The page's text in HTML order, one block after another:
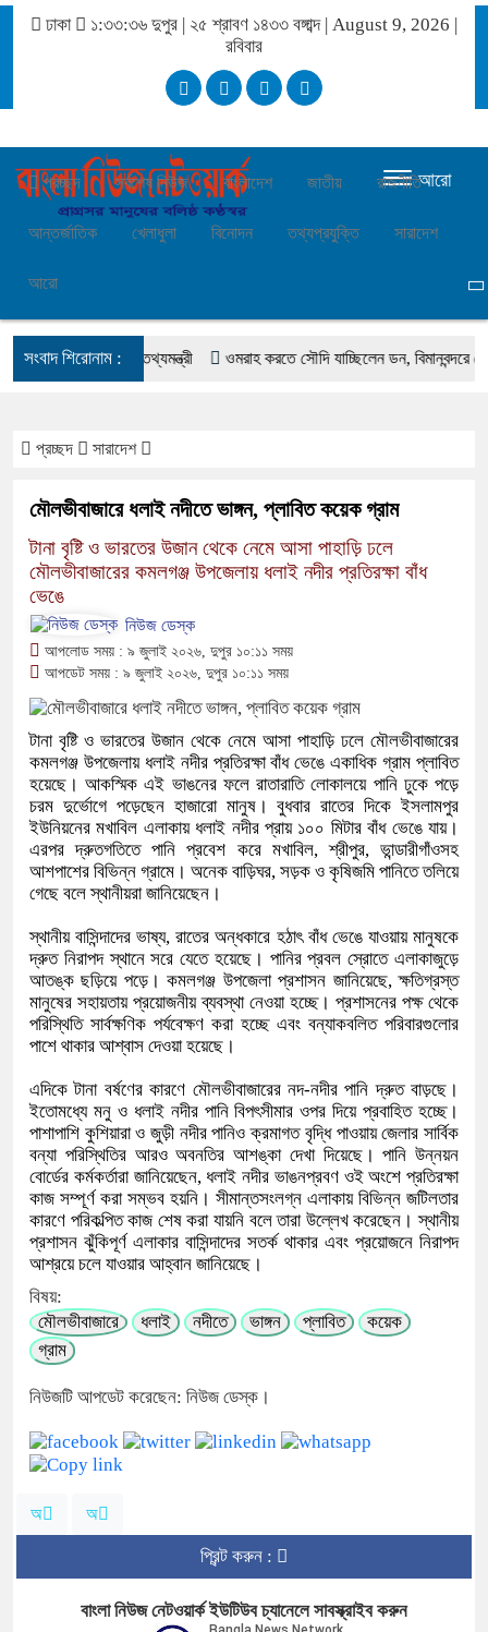
ঢাকা ১:৩৩:৩৬ দুপুর | ২৫ শ্রাবণ ১৪৩৩ বঙ্গাব্দ | August 9, 2026 |
রবিবার
প্রচ্ছদ সর্বশেষ নিউজ বাংলাদেশ জাতীয় রাজনীতি
আন্তর্জাতিক খেলাধুলা বিনোদন তথ্যপ্রযুক্তি সারাদেশ
আরো
আরো
সংবাদ শিরোনাম :
হতে হবে নিখুঁত: তথ্যমন্ত্রী ওমরাহ করতে সৌদি যাচ্ছিলেন ডন, বিমানবন্দরে গ্রেপ্তার
প্রচ্ছদ সারাদেশ
মৌলভীবাজারে ধলাই নদীতে ভাঙ্গন, প্লাবিত কয়েক গ্রাম
টানা বৃষ্টি ও ভারতের উজান থেকে নেমে আসা পাহাড়ি ঢলে
মৌলভীবাজারের কমলগঞ্জ উপজেলায় ধলাই নদীর প্রতিরক্ষা বাঁধ
ভেঙে
নিউজ ডেস্ক
আপলোড সময় : ৯ জুলাই ২০২৬, দুপুর ১০:১১ সময়
আপডেট সময় : ৯ জুলাই ২০২৬, দুপুর ১০:১১ সময়
টানা বৃষ্টি ও ভারতের উজান থেকে নেমে আসা পাহাড়ি ঢলে মৌলভীবাজারের
কমলগঞ্জ উপজেলায় ধলাই নদীর প্রতিরক্ষা বাঁধ ভেঙে একাধিক গ্রাম প্লাবিত
হয়েছে। আকস্মিক এই ভাঙনের ফলে রাতারাতি লোকালয়ে পানি ঢুকে পড়ে
চরম দুর্ভোগে পড়েছেন হাজারো মানুষ। বুধবার রাতের দিকে ইসলামপুর
ইউনিয়নের মখাবিল এলাকায় ধলাই নদীর প্রায় ১০০ মিটার বাঁধ ভেঙে যায়।
এরপর দ্রুতগতিতে পানি প্রবেশ করে মখাবিল, শ্রীপুর, ভান্ডারীগাঁওসহ
আশপাশের বিভিন্ন গ্রামে। অনেক বাড়িঘর, সড়ক ও কৃষিজমি পানিতে তলিয়ে
গেছে বলে স্থানীয়রা জানিয়েছেন।
স্থানীয় বাসিন্দাদের ভাষ্য, রাতের অন্ধকারে হঠাৎ বাঁধ ভেঙে যাওয়ায় মানুষকে
দ্রুত নিরাপদ স্থানে সরে যেতে হয়েছে। পানির প্রবল স্রোতে এলাকাজুড়ে
আতঙ্ক ছড়িয়ে পড়ে। কমলগঞ্জ উপজেলা প্রশাসন জানিয়েছে, ক্ষতিগ্রস্ত
মানুষের সহায়তায় প্রয়োজনীয় ব্যবস্থা নেওয়া হচ্ছে। প্রশাসনের পক্ষ থেকে
পরিস্থিতি সার্বক্ষণিক পর্যবেক্ষণ করা হচ্ছে এবং বন্যাকবলিত পরিবারগুলোর
পাশে থাকার আশ্বাস দেওয়া হয়েছে।
এদিকে টানা বর্ষণের কারণে মৌলভীবাজারের নদ-নদীর পানি দ্রুত বাড়ছে।
ইতোমধ্যে মনু ও ধলাই নদীর পানি বিপৎসীমার ওপর দিয়ে প্রবাহিত হচ্ছে।
পাশাপাশি কুশিয়ারা ও জুড়ী নদীর পানিও ক্রমাগত বৃদ্ধি পাওয়ায় জেলার সার্বিক
বন্যা পরিস্থিতির আরও অবনতির আশঙ্কা দেখা দিয়েছে। পানি উন্নয়ন
বোর্ডের কর্মকর্তারা জানিয়েছেন, ধলাই নদীর ভাঙনপ্রবণ ওই অংশে প্রতিরক্ষা
কাজ সম্পূর্ণ করা সম্ভব হয়নি। সীমান্তসংলগ্ন এলাকায় বিভিন্ন জটিলতার
কারণে পরিকল্পিত কাজ শেষ করা যায়নি বলে তারা উল্লেখ করেছেন। স্থানীয়
প্রশাসন ঝুঁকিপূর্ণ এলাকার বাসিন্দাদের সতর্ক থাকার এবং প্রয়োজনে নিরাপদ
আশ্রয়ে চলে যাওয়ার আহ্বান জানিয়েছে।
বিষয়:
মৌলভীবাজারে
ধলাই নদীতে ভাঙ্গন প্লাবিত
কয়েক
গ্রাম
নিউজটি আপডেট করেছেন: নিউজ ডেস্ক।
অ অ
প্রিন্ট করুন :
বাংলা নিউজ নেটওয়ার্ক ইউটিউব চ্যানেলে সাবস্ক্রাইব করুন